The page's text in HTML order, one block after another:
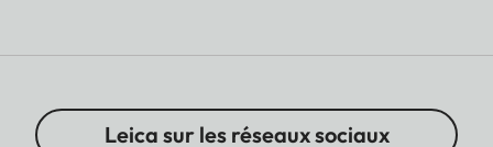
Leica sur les réseaux sociaux